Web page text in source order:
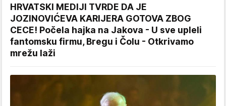
HRVATSKI MEDIJI TVRDE DA JE
JOZINOVIĆEVA KARIJERA GOTOVA ZBOG
CECE! Počela hajka na Jakova - U sve upleli
fantomsku firmu, Bregu i Čolu - Otkrivamo
mrežu laži